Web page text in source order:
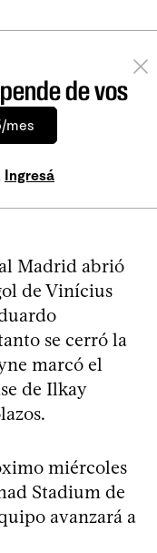
de vos
mes
Ingresá
Madrid abrió
de Vinícius
se cerró la
marcó el
de Ilkay
miércoles
Stadium de
avanzará a